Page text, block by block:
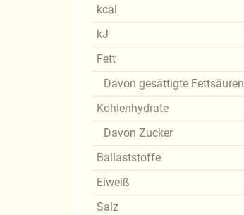
kcal
kJ
Fett
Davon gesättigte Fettsäuren
Kohlenhydrate
Davon Zucker
Ballaststoffe
Eiweiß
Salz